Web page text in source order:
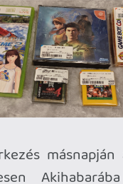
napot töltöttem
a negyedben,
sem sikerült minden
átnéznem. Ha nagyot
akkor, kis híján a felét